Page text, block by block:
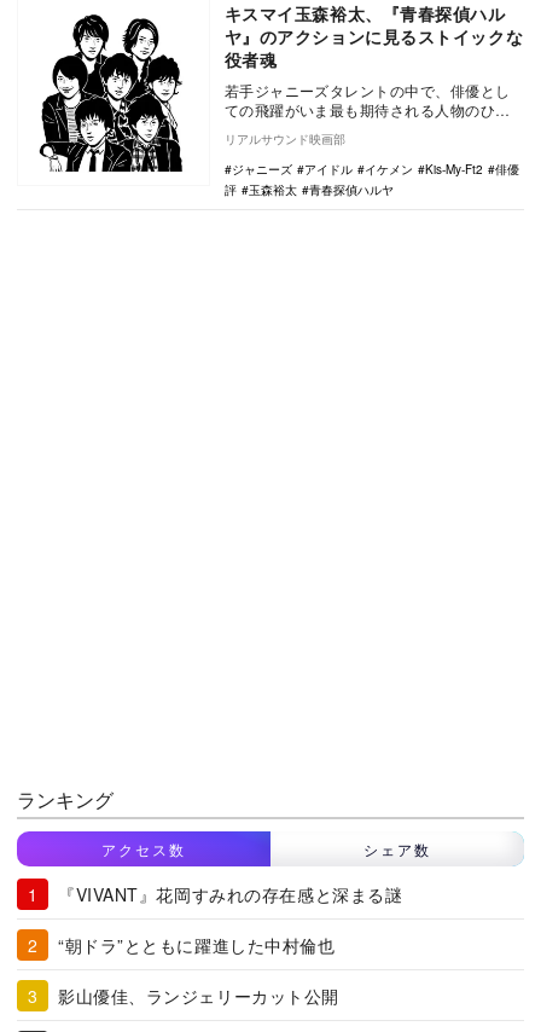
キスマイ玉森裕太、『青春探偵ハル
ヤ』のアクションに見るストイックな
役者魂
若手ジャニーズタレントの中で、俳優とし
ての飛躍がいま最も期待される人物のひと
りが、Kis-My-Ft2の玉森裕太だろう。
Ki…
リアルサウンド映画部
ジャニーズ
アイドル イケメン Kis-My-Ft2
俳優
評
玉森裕太 青春探偵ハルヤ
ランキング
アクセス数 シェア数
『VIVANT』花岡すみれの存在感と深まる謎
“朝ドラ”とともに躍進した中村倫也
影山優佳、ランジェリーカット公開